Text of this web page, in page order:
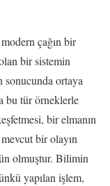
çağın bir
bir sistemin
sonucunda ortaya
bu tür örneklerle
bir elmanın
bir olayın
olmuştur. Bilimin
yapılan işlem,